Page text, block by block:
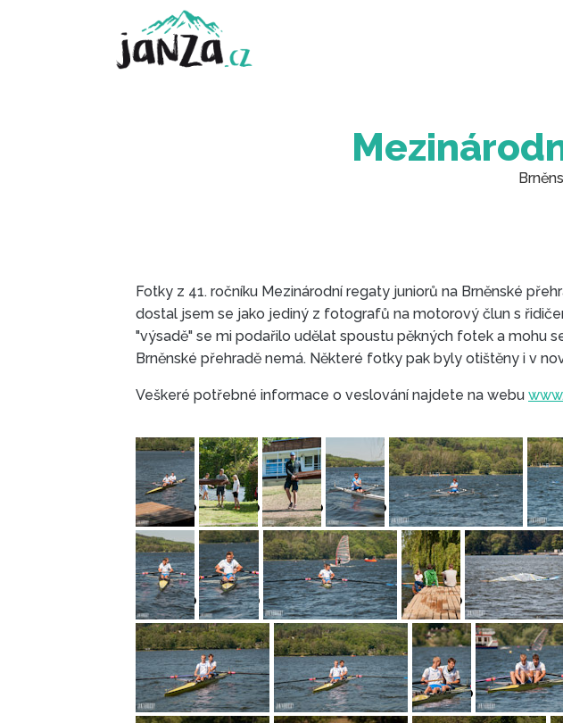
Fotky z 41. ročníku Mezinárodní regaty juniorů na Brněnské
dostal jsem se jako jediný z fotografů na motorový člun s
"výsadě" se mi podařilo udělat spoustu pěkných fotek a mohu
Brněnské přehradě nemá. Některé fotky pak byly otištěny i v
Veškeré potřebné informace o veslování najdete na webu